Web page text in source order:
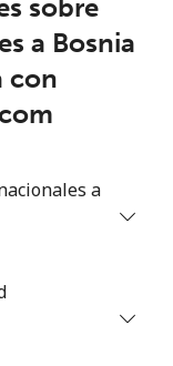
sobre
a Bosnia
con
a